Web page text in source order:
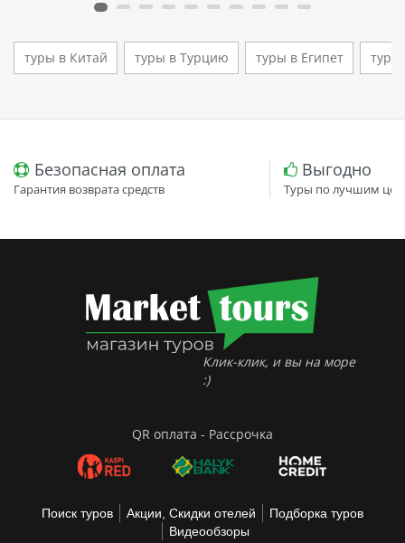
туры в Китай туры в Турцию туры в Египет туры
Безопасная оплата
Гарантия возврата средств
Выгодно
Туры по лучшим
Клик-клик, и вы на море
:)
QR оплата - Рассрочка
Поиск туров Акции, Скидки отелей
Подборка туров
Видеообзоры